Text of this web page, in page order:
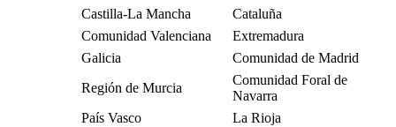
Castilla-La Mancha
Cataluña
Comunidad Valenciana
Extremadura
Galicia
Comunidad de Madrid
Región de Murcia
Comunidad Foral de
Navarra
País Vasco
La Rioja